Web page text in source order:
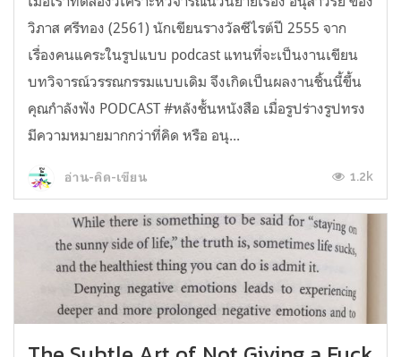
วิภาส ศรีทอง (2561) นักเขียนรางวัลซีไรต์ปี 2555 จาก
เรื่องคนแคระในรูปแบบ podcast แทนที่จะเป็นงานเขียน
บทวิจารณ์วรรณกรรมแบบเดิม จึงเกิดเป็นผลงานชิ้นนี้ขึ้น
คุณกำลังฟัง PODCAST #หลังชั้นหนังสือ​ เมื่อรูปร่างรูปทรง
มีความหมายมากกว่าที่คิด หรือ อนุ...
อ่าน-คิด-เขียน 1.2k